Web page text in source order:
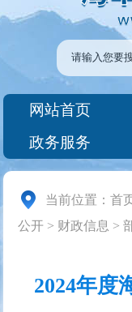
网站首页
政务服务
当前位置：首
公开 > 财政信息 >
2024年度